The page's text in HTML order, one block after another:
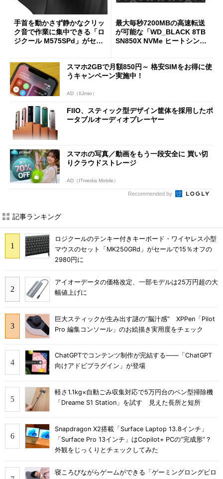
手首を動かさず静かなクリッ
ク音で作業に集中できる「ロ
ジクール M575SPd」がセー
最大毎秒7200MBの高速転送
が可能な「WD_BLACK 8TB
SN850X NVMe ヒートシンク
スマホ2GBで月額850円～ 格安SIMをお得に使
うキャンペーン実施中！
AD（IIJmio）
FIIO、スティック型デザイン筐体を採用したポ
ータブルオーディオプレーヤー
スマホの写真／動画をもう一段安全に 買い切
りクラウドストレージ
AD（ITmedia Mobile）
Recommended by
記事ランキング
ロジクールのテンキー付きキーボード・ワイヤレス小型
マウスのセット「MK250GRd」がセールで15％オフの
2980円に
アイオーデータの価格改定、一部モデルは25万円超の大
幅値上げに
巨大スティックが生み出す謎の“脳汁感” XPPen「Pilot
Pro 編集コンソール」のお絵描き実用度をチェック
ChatGPTでコンテンツ制作が完結する――「ChatGPT
向けアドビプラグイン」が登場
軽さ1.1kg×自動ごみ収集対応で5万円台のペン型掃除機
「Dreame S1 Station」を試す 見えた長所と短所
Snapdragon X2搭載「Surface Laptop 13.8インチ」
「Surface Pro 13インチ」はCopilot+ PCの“完成形”？
外観をじっくりとチェックしてみた
寝ころびながらゲームができる「ゲーミングロングピロ